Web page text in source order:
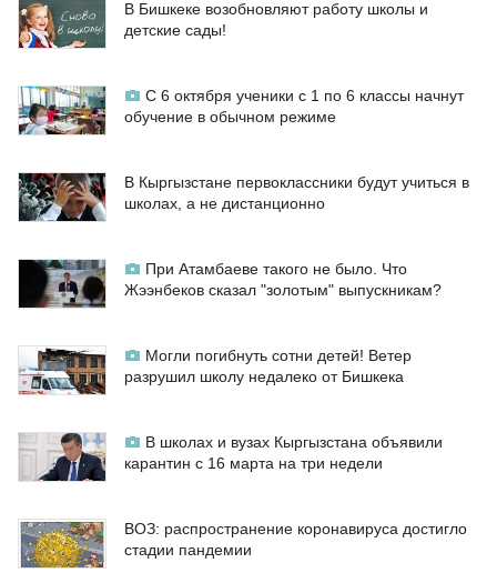
В Бишкеке возобновляют работу школы и
детские сады!
С 6 октября ученики с 1 по 6 классы начнут
обучение в обычном режиме
В Кыргызстане первоклассники будут учиться в
школах, а не дистанционно
При Атамбаеве такого не было. Что
Жээнбеков сказал "золотым" выпускникам?
Могли погибнуть сотни детей! Ветер
разрушил школу недалеко от Бишкека
В школах и вузах Кыргызстана объявили
карантин с 16 марта на три недели
ВОЗ: распространение коронавируса достигло
стадии пандемии